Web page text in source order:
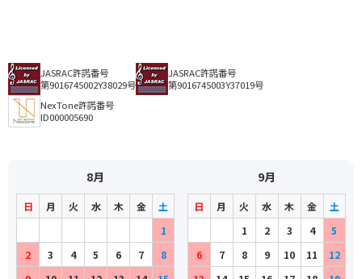
JASRAC許諾番号
第9016745002Y38029号
JASRAC許諾番号
第9016745003Y37019号
NexTone許諾番号
ID000005690
8月
日 月 火 水 木 金
土
1
2
3 4 5 6 7
8
9月
日 月 火 水 木 金
土
1
2 3 4
5
6
7 8 9 10 11
12